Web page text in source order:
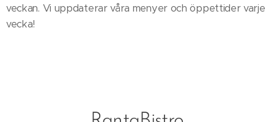
veckan. Vi uppdaterar våra menyer och öppettider varje
vecka!